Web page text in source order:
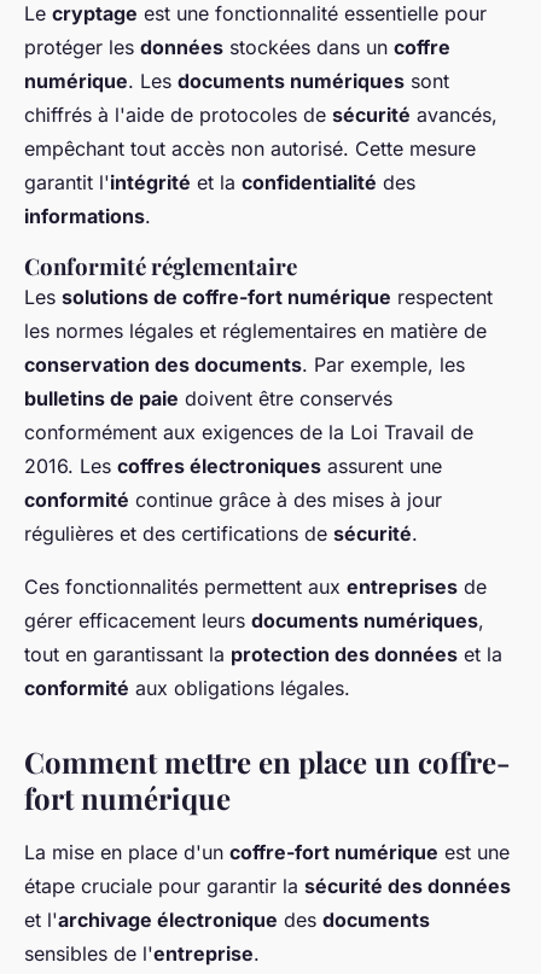
Le cryptage est une fonctionnalité essentielle pour
protéger les données stockées dans un coffre
numérique. Les documents numériques sont
chiffrés à l'aide de protocoles de sécurité avancés,
empêchant tout accès non autorisé. Cette mesure
garantit l'intégrité et la confidentialité des
informations.
Conformité réglementaire
Les solutions de coffre-fort numérique respectent
les normes légales et réglementaires en matière de
conservation des documents. Par exemple, les
bulletins de paie doivent être conservés
conformément aux exigences de la Loi Travail de
2016. Les coffres électroniques assurent une
conformité continue grâce à des mises à jour
régulières et des certifications de sécurité.
Ces fonctionnalités permettent aux entreprises de
gérer efficacement leurs documents numériques,
tout en garantissant la protection des données et la
conformité aux obligations légales.
Comment mettre en place un coffre-
fort numérique
La mise en place d'un coffre-fort numérique est une
étape cruciale pour garantir la sécurité des données
et l'archivage électronique des documents
sensibles de l'entreprise.